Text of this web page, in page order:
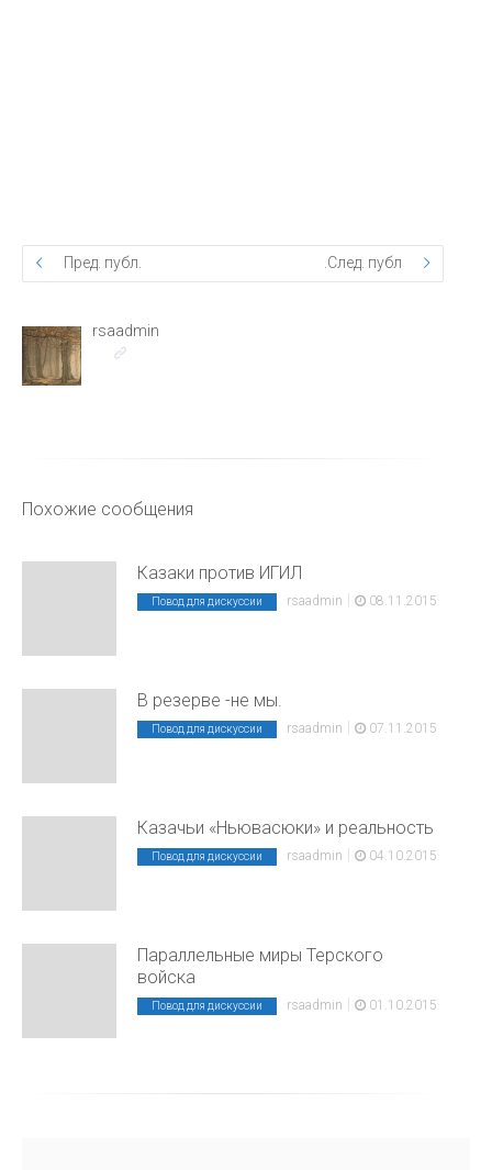
Пред. публ. След. публ.
rsaadmin
Похожие сообщения
Казаки против ИГИЛ
Повод для дискуссии rsaadmin 08.11.2015
В резерве -не мы.
Повод для дискуссии rsaadmin 07.11.2015
Казачьи «Ньювасюки» и реальность
Повод для дискуссии rsaadmin 04.10.2015
Параллельные миры Терского
войска
Повод для дискуссии rsaadmin 01.10.2015